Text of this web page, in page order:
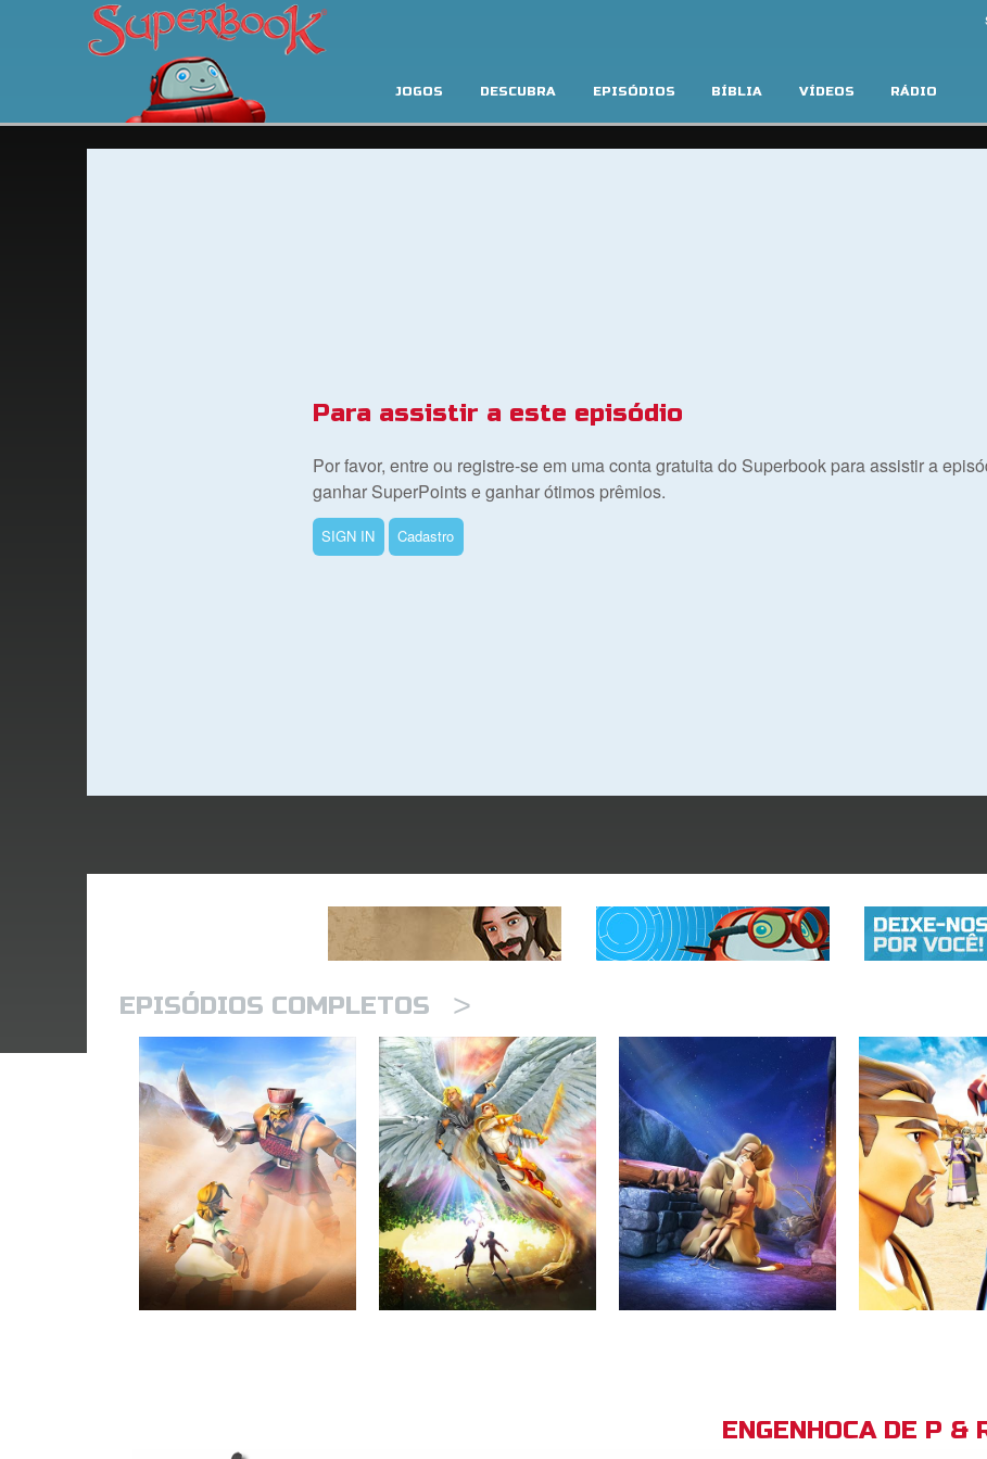
JOGOS DESCUBRA EPISÓDIOS BÍBLIA VÍDEOS RÁDIO
Para assistir a este episódio
Por favor, entre ou registre-se em uma conta gratuita do Superbook para assistir a
ganhar SuperPoints e ganhar ótimos prêmios.
SIGN IN Cadastro
EPISÓDIOS COMPLETOS >
ENGENHOCA DE P